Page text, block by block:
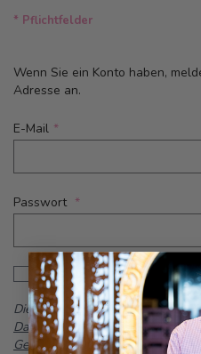
* Pflichtfelder
Wenn Sie ein Konto haben,
Adresse an.
E-Mail
Passwort
Passwort anzeigen
Dieses Formular ist durch
Datenschutzbestimmungenund
Geschäftsbedingungen